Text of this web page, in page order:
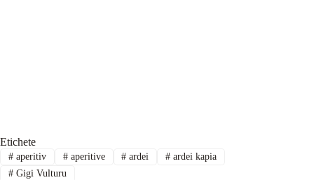
Etichete
#aperitiv #aperitive # ardei # ardei kapia
#Gigi Vulturu